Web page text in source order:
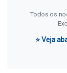
Todos os
⭐ Veja